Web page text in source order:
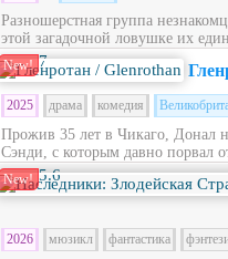
Разношерстная группа
этой загадочной ловушке их
New! 7
2025 драма комедия
Прожив 35 лет в Чикаго, Донал
Сэнди, с которым давно порвал
New! 5.6
2026 мюзикл фантастика